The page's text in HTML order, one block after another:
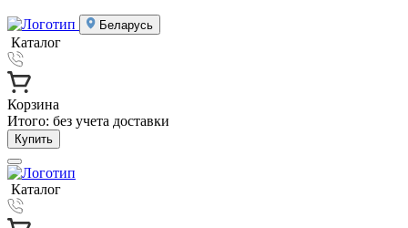
Беларусь
Каталог
Корзина
Итого: без учета доставки
Купить
Каталог